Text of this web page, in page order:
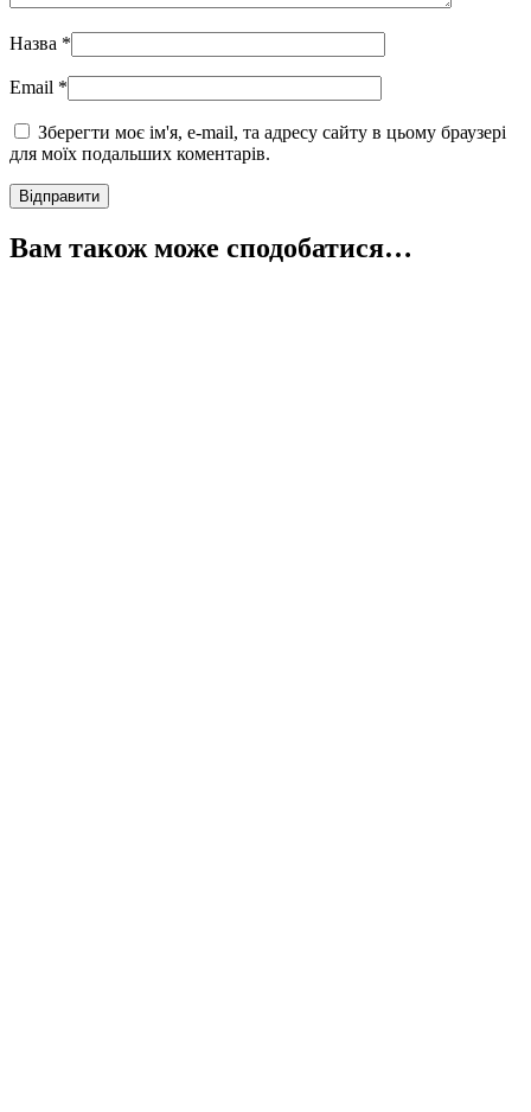
Назва *
Email *
Зберегти моє ім'я, e-mail, та адресу сайту в цьому браузері
для моїх подальших коментарів.
Вам також може сподобатися…